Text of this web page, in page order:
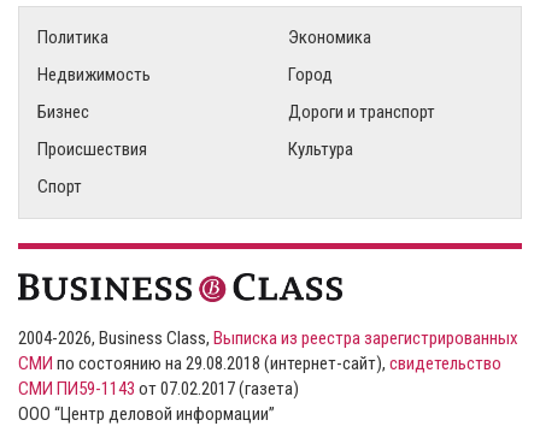
Политика
Экономика
Недвижимость
Город
Бизнес
Дороги и транспорт
Происшествия
Культура
Спорт
2004-2026, Business Class, Выписка из реестра зарегистрированных
СМИ по состоянию на 29.08.2018 (интернет-сайт), свидетельство
СМИ ПИ59-1143 от 07.02.2017 (газета)
ООО “Центр деловой информации”